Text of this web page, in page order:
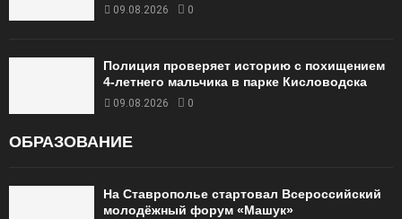
09.08.2026 0
Полиция проверяет историю с похищением
4-летнего мальчика в парке Кисловодска
09.08.2026 0
ОБРАЗОВАНИЕ
На Ставрополье стартовал Всероссийский
молодёжный форум «Машук»